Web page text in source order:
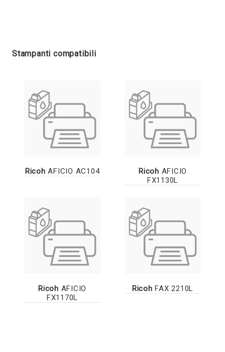
Stampanti compatibili
Ricoh AFICIO AC104 Ricoh AFICIO
FX1130L
Ricoh AFICIO
FX1170L
Ricoh FAX 2210L